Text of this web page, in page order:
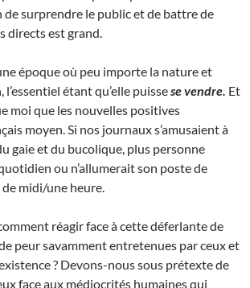
de surprendre le public et de battre de
directs est grand.
époque où peu importe la nature et
l’essentiel étant qu’elle puissese vendre. Et
moi que les nouvelles positives
moyen. Si nos journaux s’amusaient à
gaie et du bucolique, plus personne
ou n’allumerait son poste de
midi/une heure.
réagir face à cette déferlante de
peur savamment entretenues par ceux et
? Devons-nous sous prétexte de
face aux médiocrités humaines qui